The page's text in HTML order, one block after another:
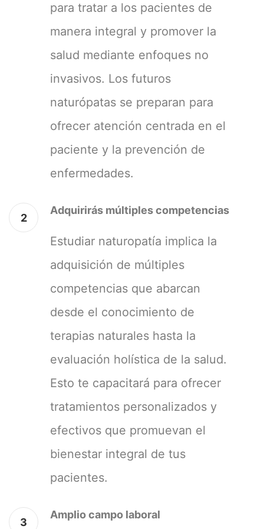
para tratar a los pacientes de
manera integral y promover la
salud mediante enfoques no
invasivos. Los futuros
naturópatas se preparan para
ofrecer atención centrada en el
paciente y la prevención de
enfermedades.
2
Adquirirás múltiples competencias
Estudiar naturopatía implica la
adquisición de múltiples
competencias que abarcan
desde el conocimiento de
terapias naturales hasta la
evaluación holística de la salud.
Esto te capacitará para ofrecer
tratamientos personalizados y
efectivos que promuevan el
bienestar integral de tus
pacientes.
3
Amplio campo laboral